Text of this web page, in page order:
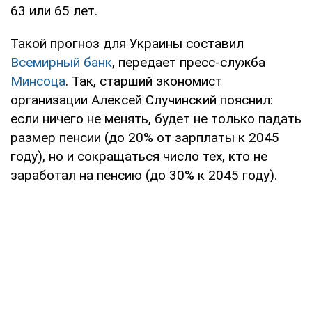
63 или 65 лет.
Такой прогноз для Украины составил
Всемирный банк, передает пресс-служба
Минсоца. Так, старший экономист
организации Алексей Случинский пояснил:
если ничего не менять, будет не только падать
размер пенсии (до 20% от зарплаты к 2045
году), но и сокращаться число тех, кто не
заработал на пенсию (до 30% к 2045 году).